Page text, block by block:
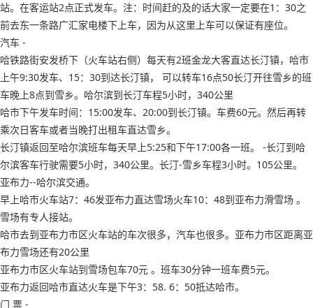
站。在客运站2点正式发车。注：时间赶的及的话大家一定要在1：30之
前去东一条路广汇家电楼下上车，因为从这里上车可以保证有座位。
汽车 -
哈铁路街安发桥下（火车站右侧）每天有2班金龙大客直达长汀镇，哈市
上午9:30发车、15：30到达长汀镇， 可以转车16点50长汀开往雪乡的班
车晚上8点到雪乡。哈尔滨到长汀车程5小时，340公里
哈市下午发车时间：15:00发车、20:00到长汀镇。车费60元。然后再转
乘次日客车或者当晚打出租车直达雪乡。
长汀镇返回至哈尔滨班车每天早上5:25和下午17:00各一班。 -长汀到哈
尔滨客车行驶需要5小时，340公里。长汀-雪乡车程3小时。105公里。
亚布力--哈尔滨交通。
早上哈市火车站7：46发亚布力直达雪场火车10：48到亚布力滑雪场 。
雪场有专人接站。
哈市去到亚布力市区火车站的车次很多，汽车也很多。亚布力市区距离亚
布力雪场还有20公里
亚布力市区火车站到雪场包车70元 。班车30分钟一班车费5元。
亚布力返回哈市直达火车是下午3：58. 6：50抵达哈市。
门 票 -